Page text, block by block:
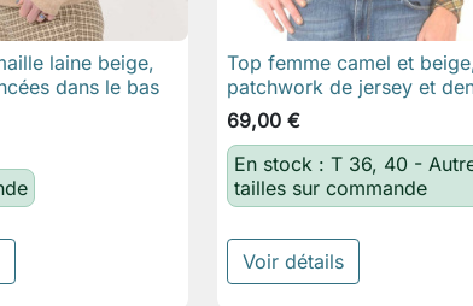
rapide
laine beige,
dans le bas
 Aperçu rapide
Top femme camel et
patchwork de jersey et
69,00 €
En stock : T 36, 40 -
tailles sur commande
Voir détails